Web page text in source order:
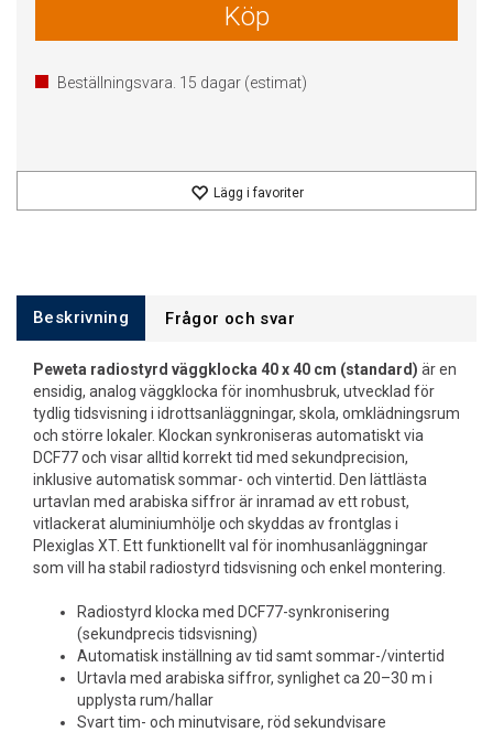
Köp
Beställningsvara. 15 dagar (estimat)
Lägg i favoriter
Beskrivning Frågor och svar
Peweta radiostyrd väggklocka 40 x 40 cm (standard) är en
ensidig, analog väggklocka för inomhusbruk, utvecklad för
tydlig tidsvisning i idrottsanläggningar, skola, omklädningsrum
och större lokaler. Klockan synkroniseras automatiskt via
DCF77 och visar alltid korrekt tid med sekundprecision,
inklusive automatisk sommar- och vintertid. Den lättlästa
urtavlan med arabiska siffror är inramad av ett robust,
vitlackerat aluminiumhölje och skyddas av frontglas i
Plexiglas XT. Ett funktionellt val för inomhusanläggningar
som vill ha stabil radiostyrd tidsvisning och enkel montering.
Radiostyrd klocka med DCF77-synkronisering
(sekundprecis tidsvisning)
Automatisk inställning av tid samt sommar-/vintertid
Urtavla med arabiska siffror, synlighet ca 20–30 m i
upplysta rum/hallar
Svart tim- och minutvisare, röd sekundvisare